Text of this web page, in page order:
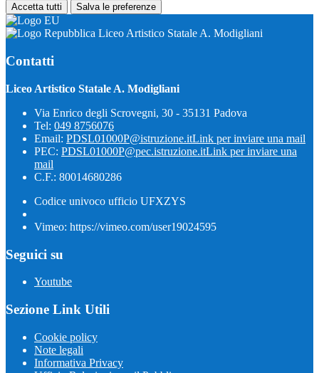
Accetta tutti Salva le preferenze
Liceo Artistico Statale A. Modigliani
Contatti
Liceo Artistico Statale A. Modigliani
Via Enrico degli Scrovegni, 30 - 35131 Padova
Tel: 049 8756076
Email: PDSL01000P@istruzione.itLink per inviare una mail
PEC: PDSL01000P@pec.istruzione.itLink per inviare una
mail
C.F.: 80014680286
Codice univoco ufficio UFXZYS
Vimeo: https://vimeo.com/user19024595
Seguici su
Youtube
Sezione Link Utili
Cookie policy
Note legali
Informativa Privacy